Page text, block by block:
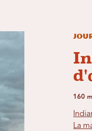
160
La